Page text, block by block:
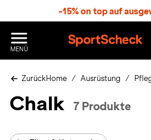
-15% on top auf
MENÜ
p
r
e
ZurückHome Ausrüstung
Chalk 7 Produkte